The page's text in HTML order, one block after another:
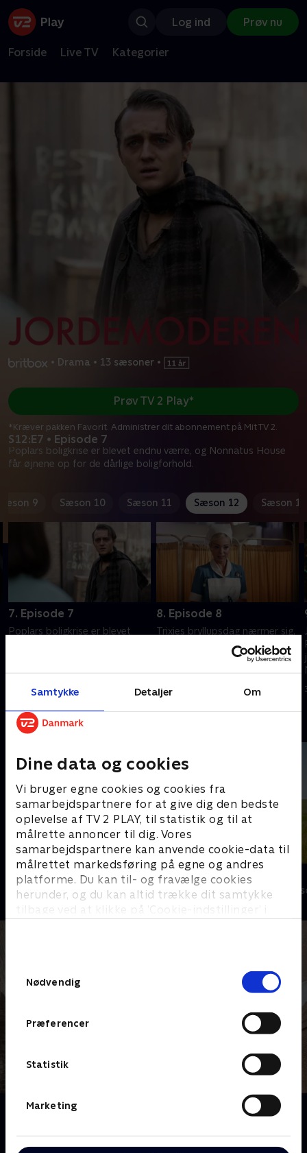
Samtykke Detaljer Om
Dine data og cookies
Vi bruger egne cookies og cookies fra
samarbejdspartnere for at give dig den bedste
oplevelse af TV 2 PLAY, til statistik og til at
målrette annoncer til dig. Vores
samarbejdspartnere kan anvende cookie-data til
målrettet markedsføring på egne og andres
platforme. Du kan til- og fravælge cookies
herunder, og du kan altid trække dit samtykke
tilbage ved at klikke på ’Cookie-indstillinger’ i
Nødvendig
Præferencer
Statistik
Marketing
Log ind Prøv nu
Forside Live TV Kategorier
• Drama • 13 sæsoner •
S12:E7 • Episode 7
Poplars boligkrise er blevet endnu værre, og Nonnatus House
får øjnene op for de dårlige boligforhold.
Prøv TV 2 Play*
*Kræver pakken Favorit. Administrer dit abonnement på Mit TV 2.
9 Sæson 10 Sæson 11 Sæson 12 Sæson 13
7. Episode 7
Poplars boligkrise er blevet
27. december 2024 • 58 min
8. Episode 8
Trixies bryllupsdag nærmer sig,
og dr. Turner står over for en
af sit livs største udfordringer.
27. december 2024 • 58 min
Andre så også
Badehotellet
Drama • 10 sæsoner
Doc Martin
Drama • 10
Om Jordemoderen
sygeplejersker og jordemødre fra London midt i